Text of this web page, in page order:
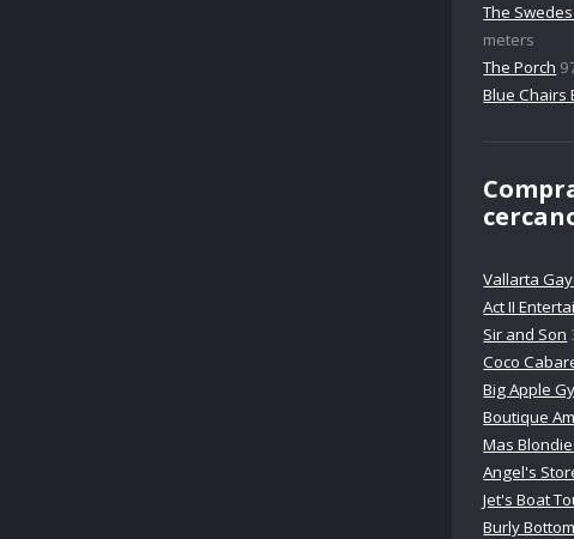
The
meters
The Porch
Blue Chairs
Vallarta
Act II
Sir and Son
Coco
Big Apple
Boutique
Mas
Angel's
Jet's Boat
Burly